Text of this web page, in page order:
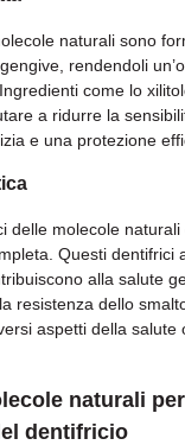
naturali sono
rendendoli
come lo
a ridurre la
e una protezione
delle molecole
Questi dentifrici
alla salute
resistenza dello
aspetti della salute
naturali
dentifricio